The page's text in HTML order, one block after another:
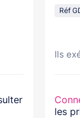
Réf
Ils
les